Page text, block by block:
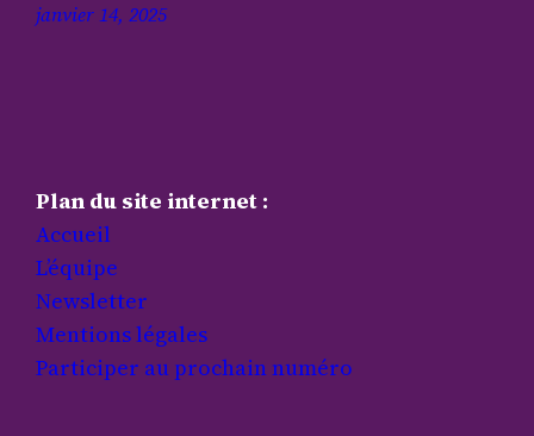
janvier 14, 2025
Plan du site internet :
Accueil
L’équipe
Newsletter
Mentions légales
Participer au prochain numéro